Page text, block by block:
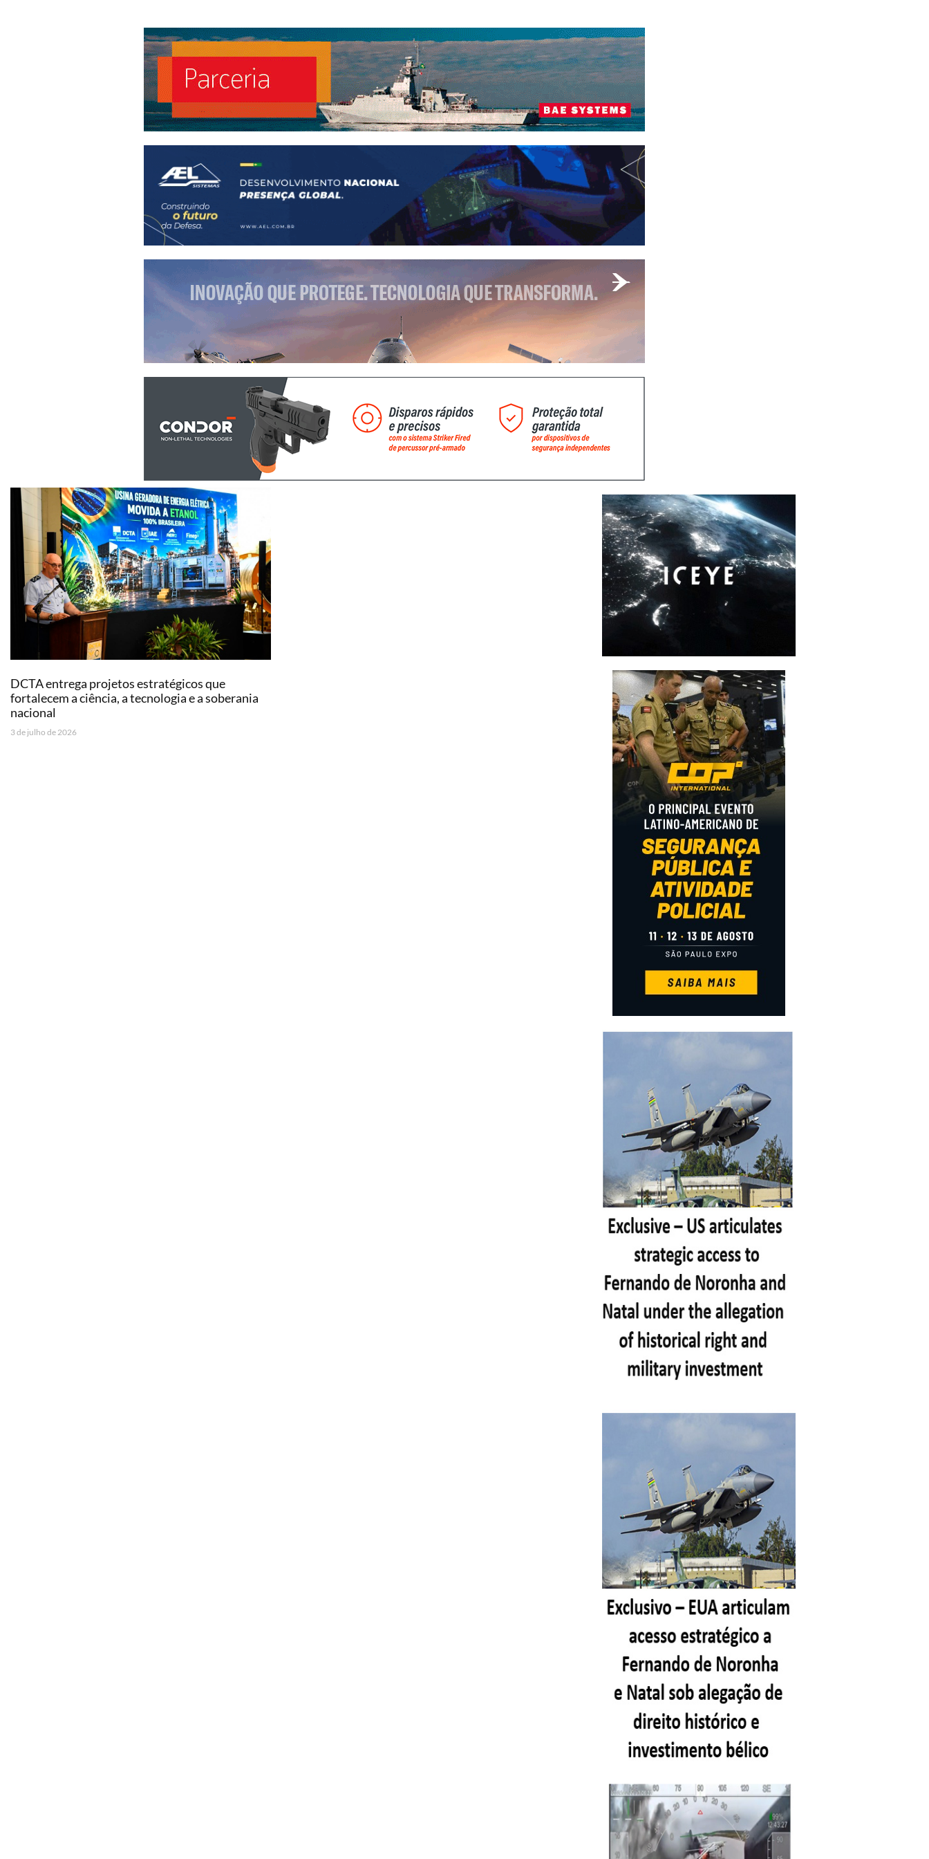
DCTA entrega projetos estratégicos que
fortalecem a ciência, a tecnologia e a soberania
nacional
3 de julho de 2026